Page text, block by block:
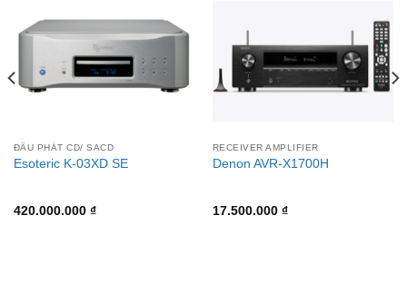
ĐẦU PHÁT CD/ SACD
Esoteric K-03XD SE
420.000.000 ₫
RECEIVER AMPLIFIER
Denon AVR-X1700H
17.500.000 ₫